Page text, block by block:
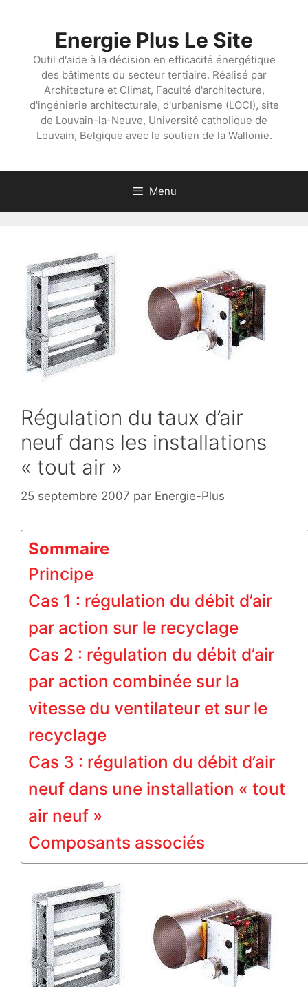
Energie Plus Le Site
Outil d'aide à la décision en efficacité énergétique
des bâtiments du secteur tertiaire. Réalisé par
Architecture et Climat, Faculté d'architecture,
d'ingénierie architecturale, d'urbanisme (LOCI), site
de Louvain-la-Neuve, Université catholique de
Louvain, Belgique avec le soutien de la Wallonie.
Menu
Régulation du taux d’air
neuf dans les installations
« tout air »
25 septembre 2007 par Energie-Plus
Sommaire
Principe
Cas 1 : régulation du débit d’air
par action sur le recyclage
Cas 2 : régulation du débit d’air
par action combinée sur la
vitesse du ventilateur et sur le
recyclage
Cas 3 : régulation du débit d’air
neuf dans une installation « tout
air neuf »
Composants associés